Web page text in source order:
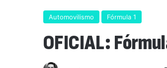
Automovilismo Fórmula 1
OFICIAL: